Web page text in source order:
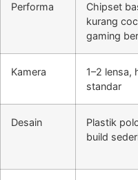
Performa
Chipset
kurang
gaming
Kamera
1–2 lensa,
standar
Desain
Plastik
build